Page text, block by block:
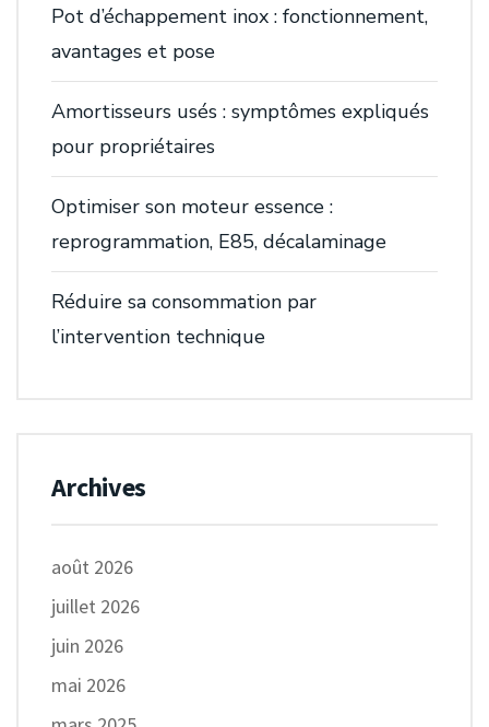
Pot d’échappement inox : fonctionnement,
avantages et pose
Amortisseurs usés : symptômes expliqués
pour propriétaires
Optimiser son moteur essence :
reprogrammation, E85, décalaminage
Réduire sa consommation par
l’intervention technique
Archives
août 2026
juillet 2026
juin 2026
mai 2026